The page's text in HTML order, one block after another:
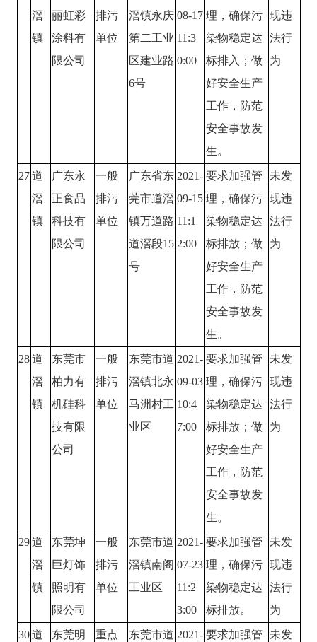
滘
镇
丽虹彩
涂料有
限公司
排污
单位
滘镇永庆
第二工业
区建业路
6号
08-17
11:3
0:00
理，确保污
染物稳定达
标排入；做
好安全生产
工作，防范
安全事故发
生。
现违
法行
为
27 道
滘
镇
广东永
正食品
科技有
限公司
一般
排污
单位
广东省东
莞市道滘
镇万道路
道滘段15
号
2021-
09-15
11:1
2:00
要求加强管
理，确保污
染物稳定达
标排放；做
好安全生产
工作，防范
安全事故发
生。
未发
现违
法行
为
28 道
滘
镇
东莞市
柏力有
机硅科
技有限
公司
一般
排污
单位
东莞市道
滘镇北永
马洲村工
业区
2021-
09-03
10:4
7:00
要求加强管
理，确保污
染物稳定达
标排放；做
好安全生产
工作，防范
安全事故发
生。
未发
现违
法行
为
29 道
滘
镇
东莞坤
巨灯饰
照明有
限公司
一般
排污
单位
东莞市道
滘镇南阁
工业区
2021-
07-23
11:2
3:00
要求加强管
理，确保污
染物稳定达
标排放。
未发
现违
法行
为
30 道
东莞明
重点
东莞市道 2021- 要求加强管
未发